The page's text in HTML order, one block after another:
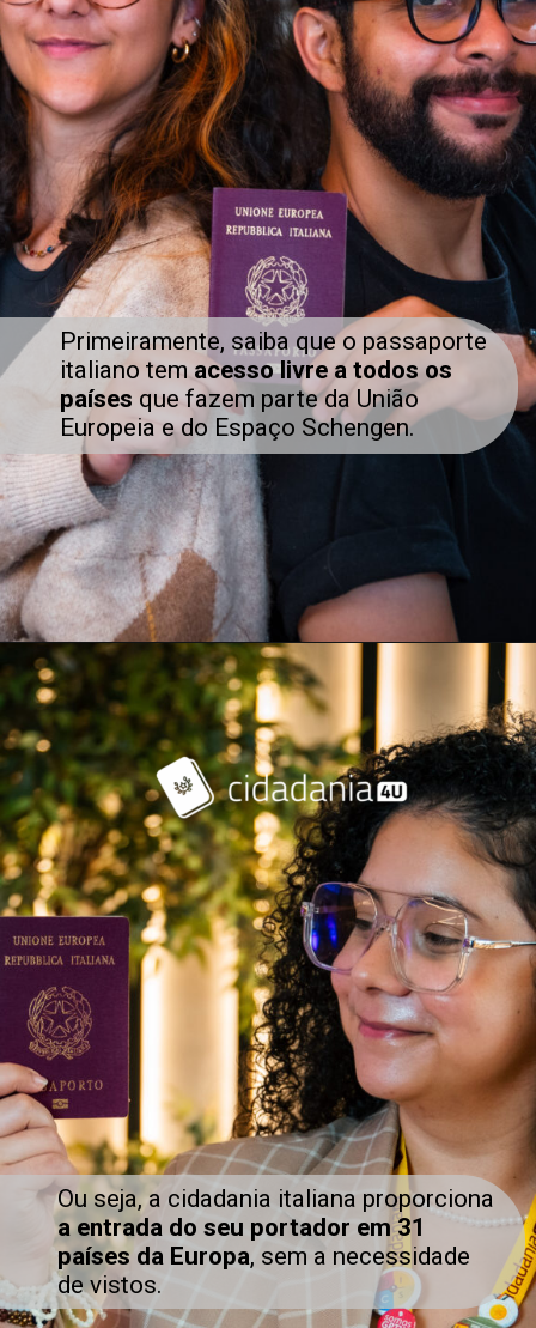
Primeiramente, saiba que o passaporte
italiano tem acesso livre a todos os
países que fazem parte da União
Europeia e do Espaço Schengen.
Ou seja, a cidadania italiana proporciona
a entrada do seu portador em 31
países da Europa, sem a necessidade
de vistos.